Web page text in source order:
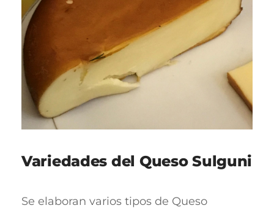
Variedades del Queso Sulguni
Se elaboran varios tipos de Queso